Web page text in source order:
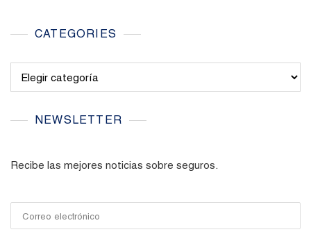
CATEGORIES
NEWSLETTER
Recibe las mejores noticias sobre seguros.